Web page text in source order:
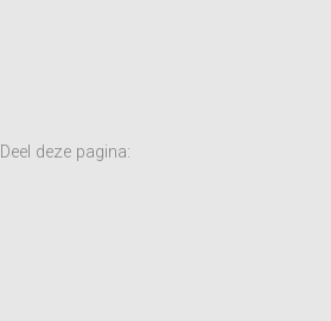
Deel deze pagina: